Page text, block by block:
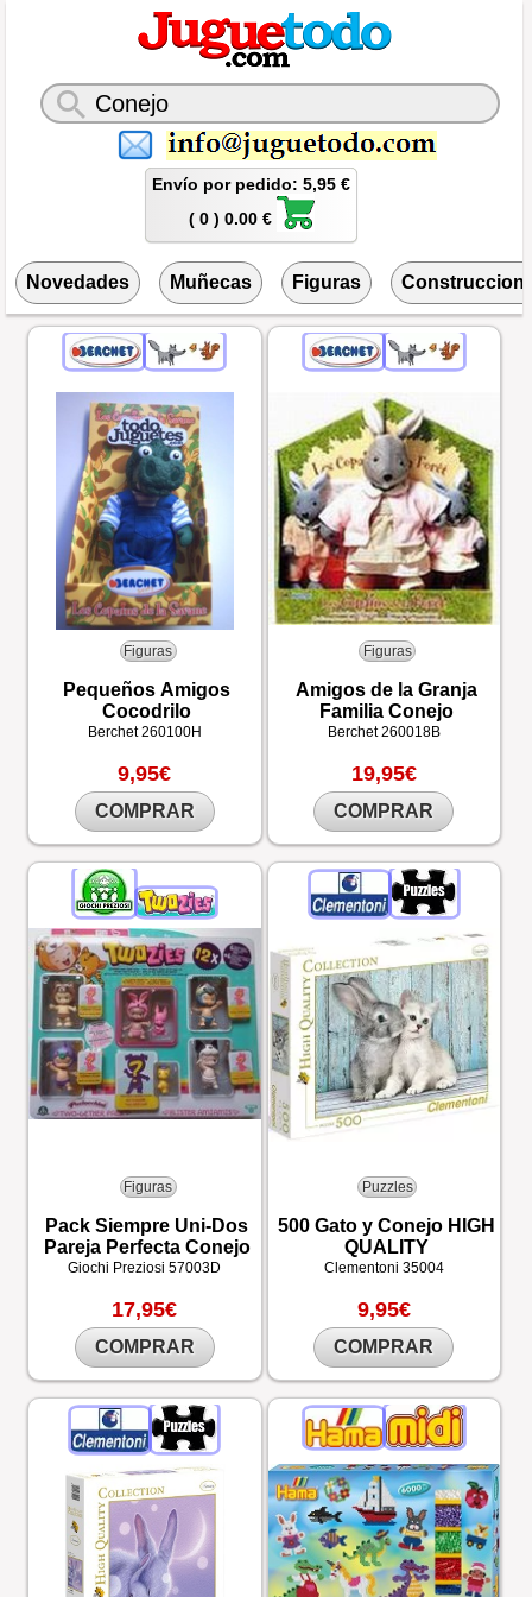
Envío por pedido: 5,95 €
( 0 ) 0.00 €
Novedades Muñecas Figuras
Figuras
Pequeños Amigos
Cocodrilo
Berchet260100H
9,95€
COMPRAR
Figuras
Amigos de la Granja
Familia Conejo
Berchet260018B
19,95€
COMPRAR
Figuras
Pack Siempre Uni-Dos
Pareja Perfecta Conejo
Giochi Preziosi57003D
17,95€
COMPRAR
Puzzles
500 Gato y Conejo HIGH
QUALITY
Clementoni 35004
9,95€
COMPRAR